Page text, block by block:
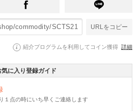
URLをコピー
紹介プログラムを利用してコイン獲得 詳細
気に入り登録ガイド
１点の時にいち早くご連絡します